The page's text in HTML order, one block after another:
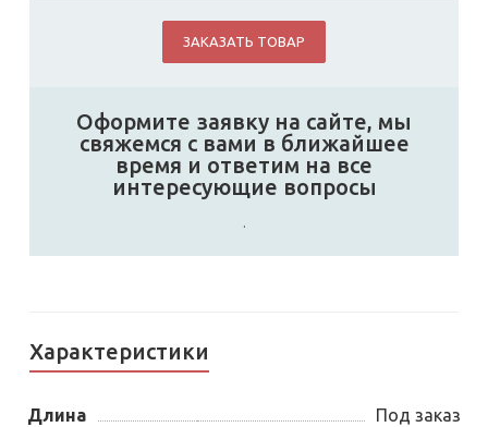
ЗАКАЗАТЬ ТОВАР
Оформите заявку на сайте, мы
свяжемся с вами в ближайшее
время и ответим на все
интересующие вопросы
.
Характеристики
Длина
Под заказ